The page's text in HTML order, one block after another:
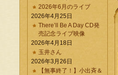
2026年6月のライブ
2026年4月25日
There’ll Be A Day CD発
売記念ライブ映像
2026年4月18日
玉井さん
2026年3月26日
【無事終了！】小出斉＆